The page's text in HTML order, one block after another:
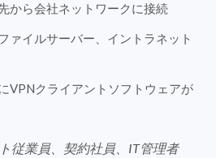
から会社ネットワークに接続
ァイルサーバー、イントラネット
VPNクライアントソフトウェアが
従業員、契約社員、IT管理者